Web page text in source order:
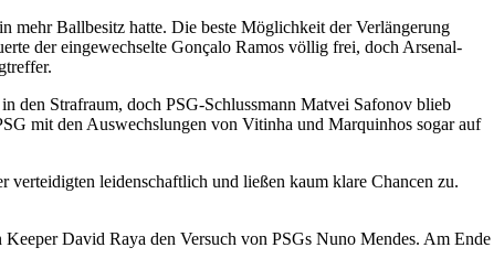
mehr Ballbesitz hatte. Die beste Möglichkeit der Verlängerung
der eingewechselte Gonçalo Ramos völlig frei, doch Arsenal-
den Strafraum, doch PSG-Schlussmann Matvei Safonov blieb
mit den Auswechslungen von Vitinha und Marquinhos sogar auf
leidenschaftlich und ließen kaum klare Chancen zu.
David Raya den Versuch von PSGs Nuno Mendes. Am Ende